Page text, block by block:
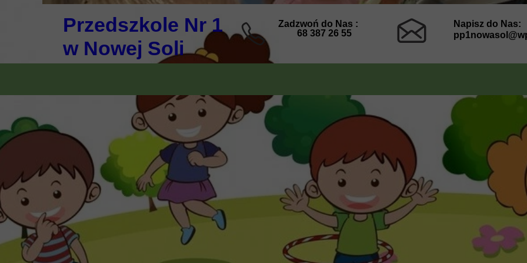
Napisz do Nas:
Zadzwoń do Nas :
68 387 26 55
Przedszkole Nr 1
w Nowej Soli